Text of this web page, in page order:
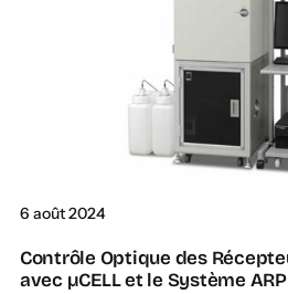
6 août 2024
Contrôle Optique des
avec µCELL et le Système